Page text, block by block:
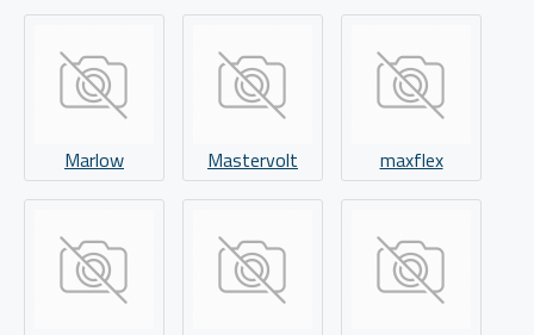
Marlow Mastervolt maxflex